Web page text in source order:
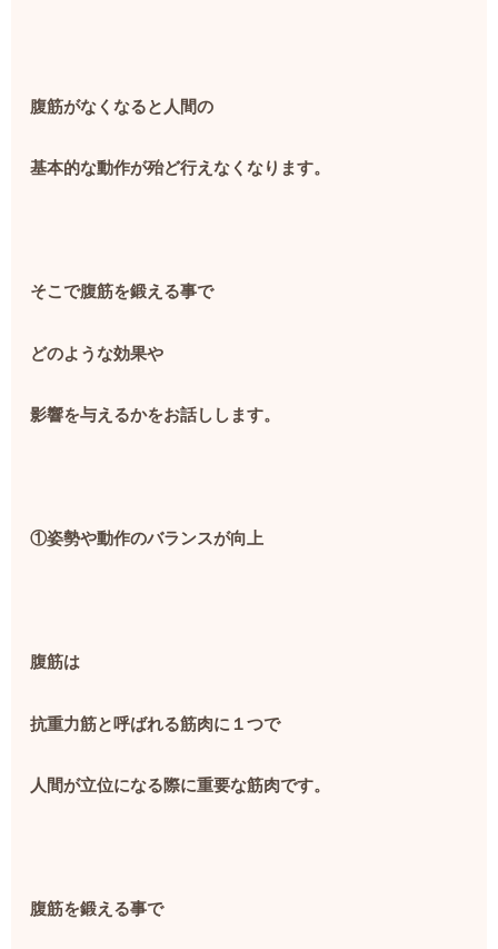
腹筋がなくなると人間の
基本的な動作が殆ど行えなくなります。
そこで腹筋を鍛える事で
どのような効果や
影響を与えるかをお話しします。
①姿勢や動作のバランスが向上
腹筋は
抗重力筋と呼ばれる筋肉に１つで
人間が立位になる際に重要な筋肉です。
腹筋を鍛える事で